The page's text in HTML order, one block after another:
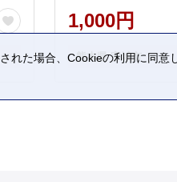
1,000円
熊本県 宇城市
た場合、Cookieの利用に同意